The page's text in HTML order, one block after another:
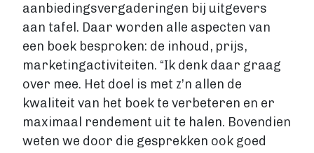
aanbiedingsvergaderingen bij uitgevers
aan tafel. Daar worden alle aspecten van
een boek besproken: de inhoud, prijs,
marketingactiviteiten. “Ik denk daar graag
over mee. Het doel is met z’n allen de
kwaliteit van het boek te verbeteren en er
maximaal rendement uit te halen. Bovendien
weten we door die gesprekken ook goed